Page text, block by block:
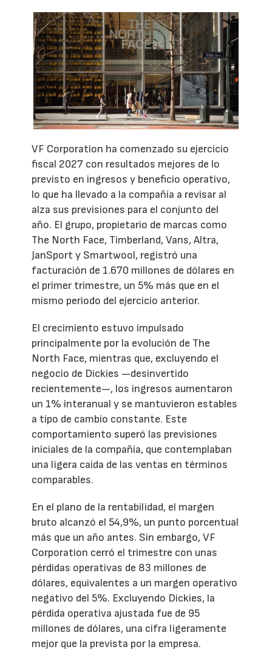
VF Corporation ha comenzado su ejercicio
fiscal 2027 con resultados mejores de lo
previsto en ingresos y beneficio operativo,
lo que ha llevado a la compañía a revisar al
alza sus previsiones para el conjunto del
año. El grupo, propietario de marcas como
The North Face, Timberland, Vans, Altra,
JanSport y Smartwool, registró una
facturación de 1.670 millones de dólares en
el primer trimestre, un 5% más que en el
mismo periodo del ejercicio anterior.
El crecimiento estuvo impulsado
principalmente por la evolución de The
North Face, mientras que, excluyendo el
negocio de Dickies —desinvertido
recientemente—, los ingresos aumentaron
un 1% interanual y se mantuvieron estables
a tipo de cambio constante. Este
comportamiento superó las previsiones
iniciales de la compañía, que contemplaban
una ligera caída de las ventas en términos
comparables.
En el plano de la rentabilidad, el margen
bruto alcanzó el 54,9%, un punto porcentual
más que un año antes. Sin embargo, VF
Corporation cerró el trimestre con unas
pérdidas operativas de 83 millones de
dólares, equivalentes a un margen operativo
negativo del 5%. Excluyendo Dickies, la
pérdida operativa ajustada fue de 95
millones de dólares, una cifra ligeramente
mejor que la prevista por la empresa.